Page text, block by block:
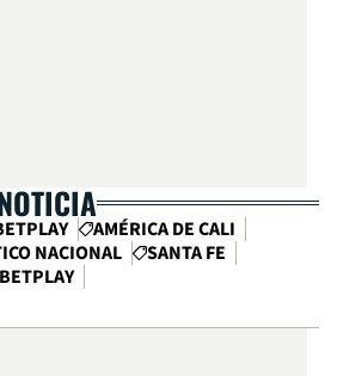
AMÉRICA DE CALI
NACIONAL
SANTA FE